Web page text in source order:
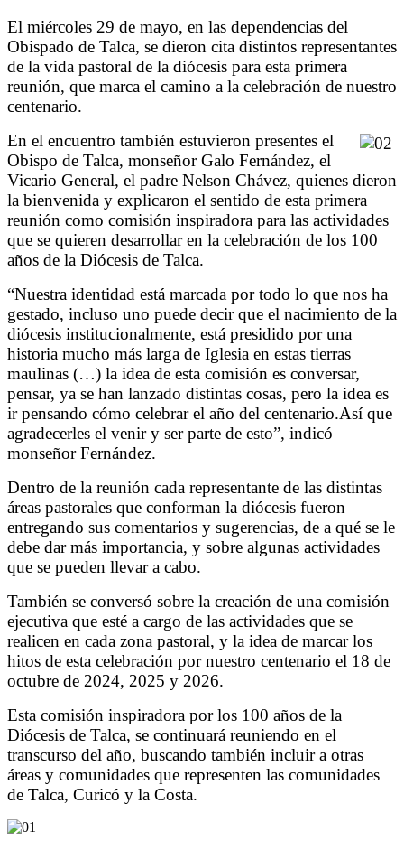
El miércoles 29 de mayo, en las dependencias del
Obispado de Talca, se dieron cita distintos representantes
de la vida pastoral de la diócesis para esta primera
reunión, que marca el camino a la celebración de nuestro
centenario.
En el encuentro también estuvieron presentes el
Obispo de Talca, monseñor Galo Fernández, el
Vicario General, el padre Nelson Chávez, quienes dieron
la bienvenida y explicaron el sentido de esta primera
reunión como comisión inspiradora para las actividades
que se quieren desarrollar en la celebración de los 100
años de la Diócesis de Talca.
“Nuestra identidad está marcada por todo lo que nos ha
gestado, incluso uno puede decir que el nacimiento de la
diócesis institucionalmente, está presidido por una
historia mucho más larga de Iglesia en estas tierras
maulinas (…) la idea de esta comisión es conversar,
pensar, ya se han lanzado distintas cosas, pero la idea es
ir pensando cómo celebrar el año del centenario.Así que
agradecerles el venir y ser parte de esto”, indicó
monseñor Fernández.
Dentro de la reunión cada representante de las distintas
áreas pastorales que conforman la diócesis fueron
entregando sus comentarios y sugerencias, de a qué se le
debe dar más importancia, y sobre algunas actividades
que se pueden llevar a cabo.
También se conversó sobre la creación de una comisión
ejecutiva que esté a cargo de las actividades que se
realicen en cada zona pastoral, y la idea de marcar los
hitos de esta celebración por nuestro centenario el 18 de
octubre de 2024, 2025 y 2026.
Esta comisión inspiradora por los 100 años de la
Diócesis de Talca, se continuará reuniendo en el
transcurso del año, buscando también incluir a otras
áreas y comunidades que representen las comunidades
de Talca, Curicó y la Costa.